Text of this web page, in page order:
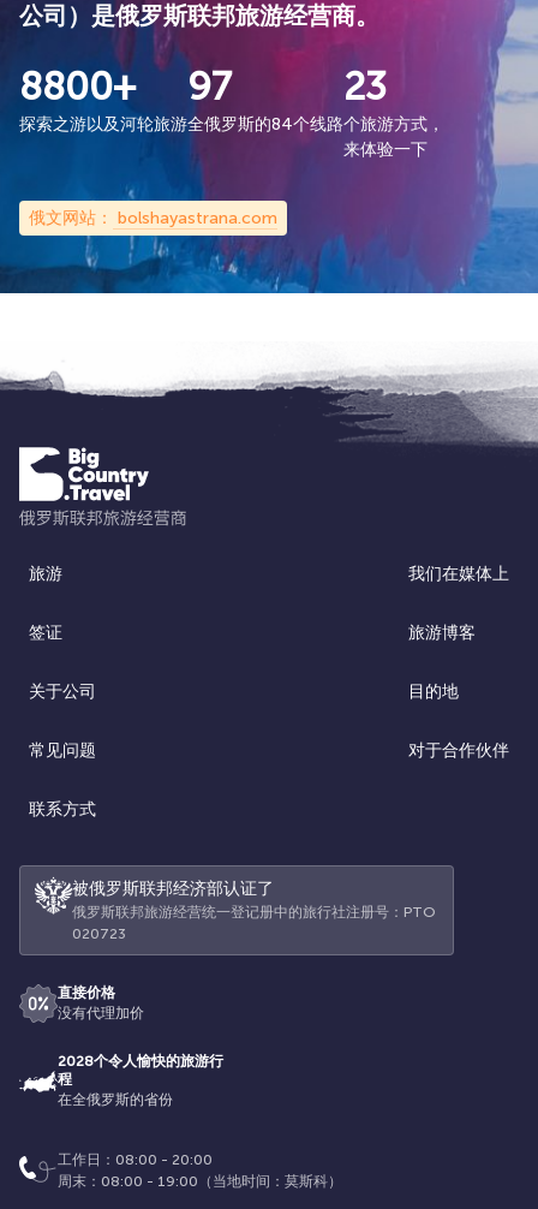
公司）是俄罗斯联邦旅游经营商。
8800+
探索之游以及河轮旅游
97
全俄罗斯的84个线路
23
个旅游方式，
来体验一下
俄文网站： bolshayastrana.com
旅游 我们在媒体上
签证 旅游博客
关于公司 目的地
常见问题 对于合作伙伴
联系方式
被俄罗斯联邦经济部认证了
俄罗斯联邦旅游经营统一登记册中的旅行社注册号：РТО
020723
直接价格
没有代理加价
2028个令人愉快的旅游行
程
在全俄罗斯的省份
工作日：08:00 - 20:00
周末：08:00 - 19:00（当地时间：莫斯科）